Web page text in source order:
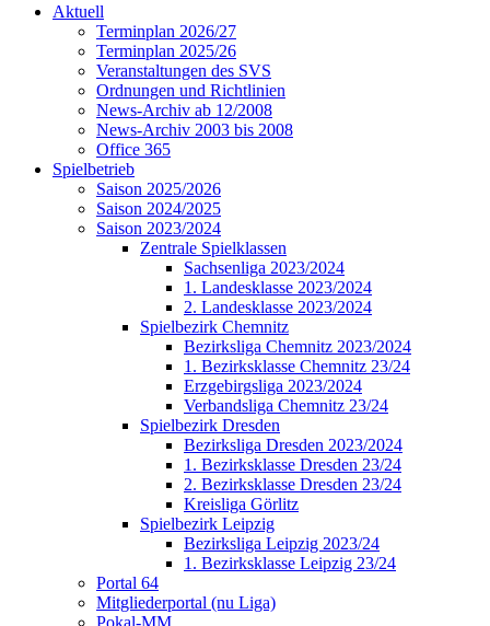
Aktuell
Terminplan 2026/27
Terminplan 2025/26
Veranstaltungen des SVS
Ordnungen und Richtlinien
News-Archiv ab 12/2008
News-Archiv 2003 bis 2008
Office 365
Spielbetrieb
Saison 2025/2026
Saison 2024/2025
Saison 2023/2024
Zentrale Spielklassen
Sachsenliga 2023/2024
1. Landesklasse 2023/2024
2. Landesklasse 2023/2024
Spielbezirk Chemnitz
Bezirksliga Chemnitz 2023/2024
1. Bezirksklasse Chemnitz 23/24
Erzgebirgsliga 2023/2024
Verbandsliga Chemnitz 23/24
Spielbezirk Dresden
Bezirksliga Dresden 2023/2024
1. Bezirksklasse Dresden 23/24
2. Bezirksklasse Dresden 23/24
Kreisliga Görlitz
Spielbezirk Leipzig
Bezirksliga Leipzig 2023/24
1. Bezirksklasse Leipzig 23/24
Portal 64
Mitgliederportal (nu Liga)
Pokal-MM